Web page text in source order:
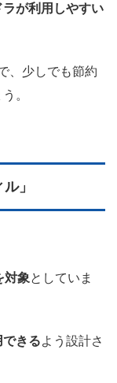
ラが利用しやすい
、少しでも節約
。
」
対象としていま
きるよう設計さ